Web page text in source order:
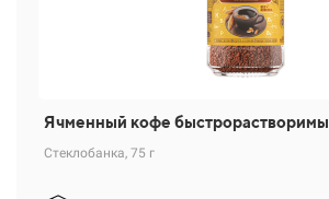
Ячменный кофе
Стеклобанка, 75 г